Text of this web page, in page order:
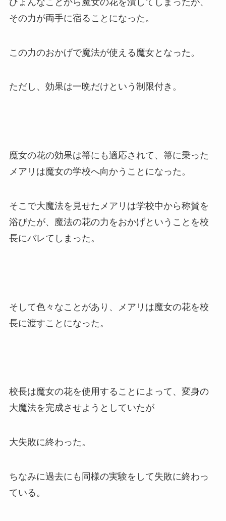
その力が両手に宿ることになった。
この力のおかげで魔法が使える魔女となった。
ただし、効果は一晩だけという制限付き。
魔女の花の効果は箒にも適応されて、箒に乗った
メアリは魔女の学校へ向かうことになった。
そこで大魔法を見せたメアリは学校中から称賛を
浴びたが、魔法の花の力をおかげということを校
長にバレてしまった。
そして色々なことがあり、メアリは魔女の花を校
長に渡すことになった。
校長は魔女の花を使用することによって、変身の
大魔法を完成させようとしていたが
大失敗に終わった。
ちなみに過去にも同様の実験をして失敗に終わっ
ている。